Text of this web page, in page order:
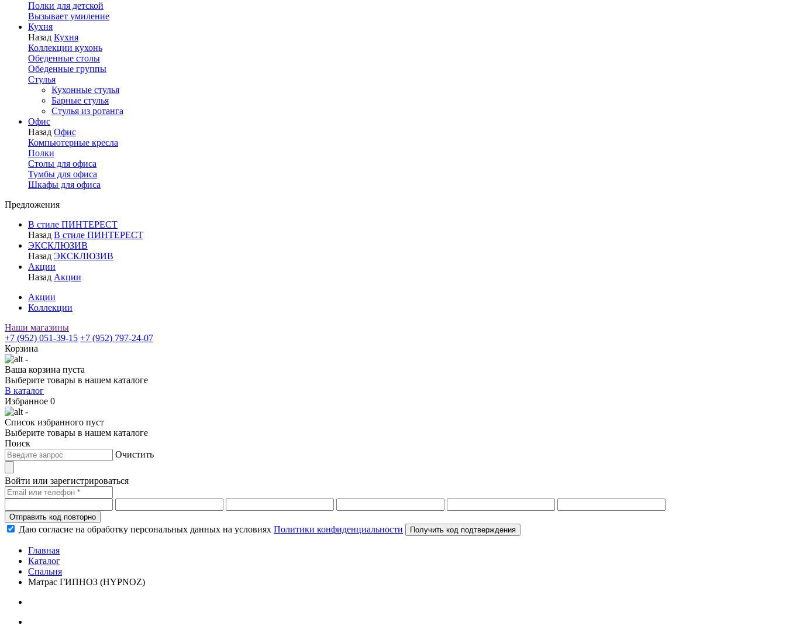
Полки для детской
Вызывает умиление
Кухня
Назад Кухня
Коллекции кухонь
Обеденные столы
Обеденные группы
Стулья
Кухонные стулья
Барные стулья
Стулья из ротанга
Офис
Назад Офис
Компьютерные кресла
Полки
Столы для офиса
Тумбы для офиса
Шкафы для офиса
Предложения
В стиле ПИНТЕРЕСТ
Назад В стиле ПИНТЕРЕСТ
ЭКСКЛЮЗИВ
Назад ЭКСКЛЮЗИВ
Акции
Назад Акции
Акции
Коллекции
Наши магазины
+7 (952) 051-39-15 +7 (952) 797-24-07
Корзина
-
Ваша корзина пуста
Выберите товары в нашем каталоге
В каталог
Избранное 0
-
Список избранного пуст
Выберите товары в нашем каталоге
Поиск
Очистить
Войти или зарегистрироваться
Отправить код повторно
Даю согласие на обработку персональных данных на условиях Политики конфиденциальности Получить код подтверждения
Главная
Каталог
Спальня
Матрас ГИПНОЗ (HYPNOZ)